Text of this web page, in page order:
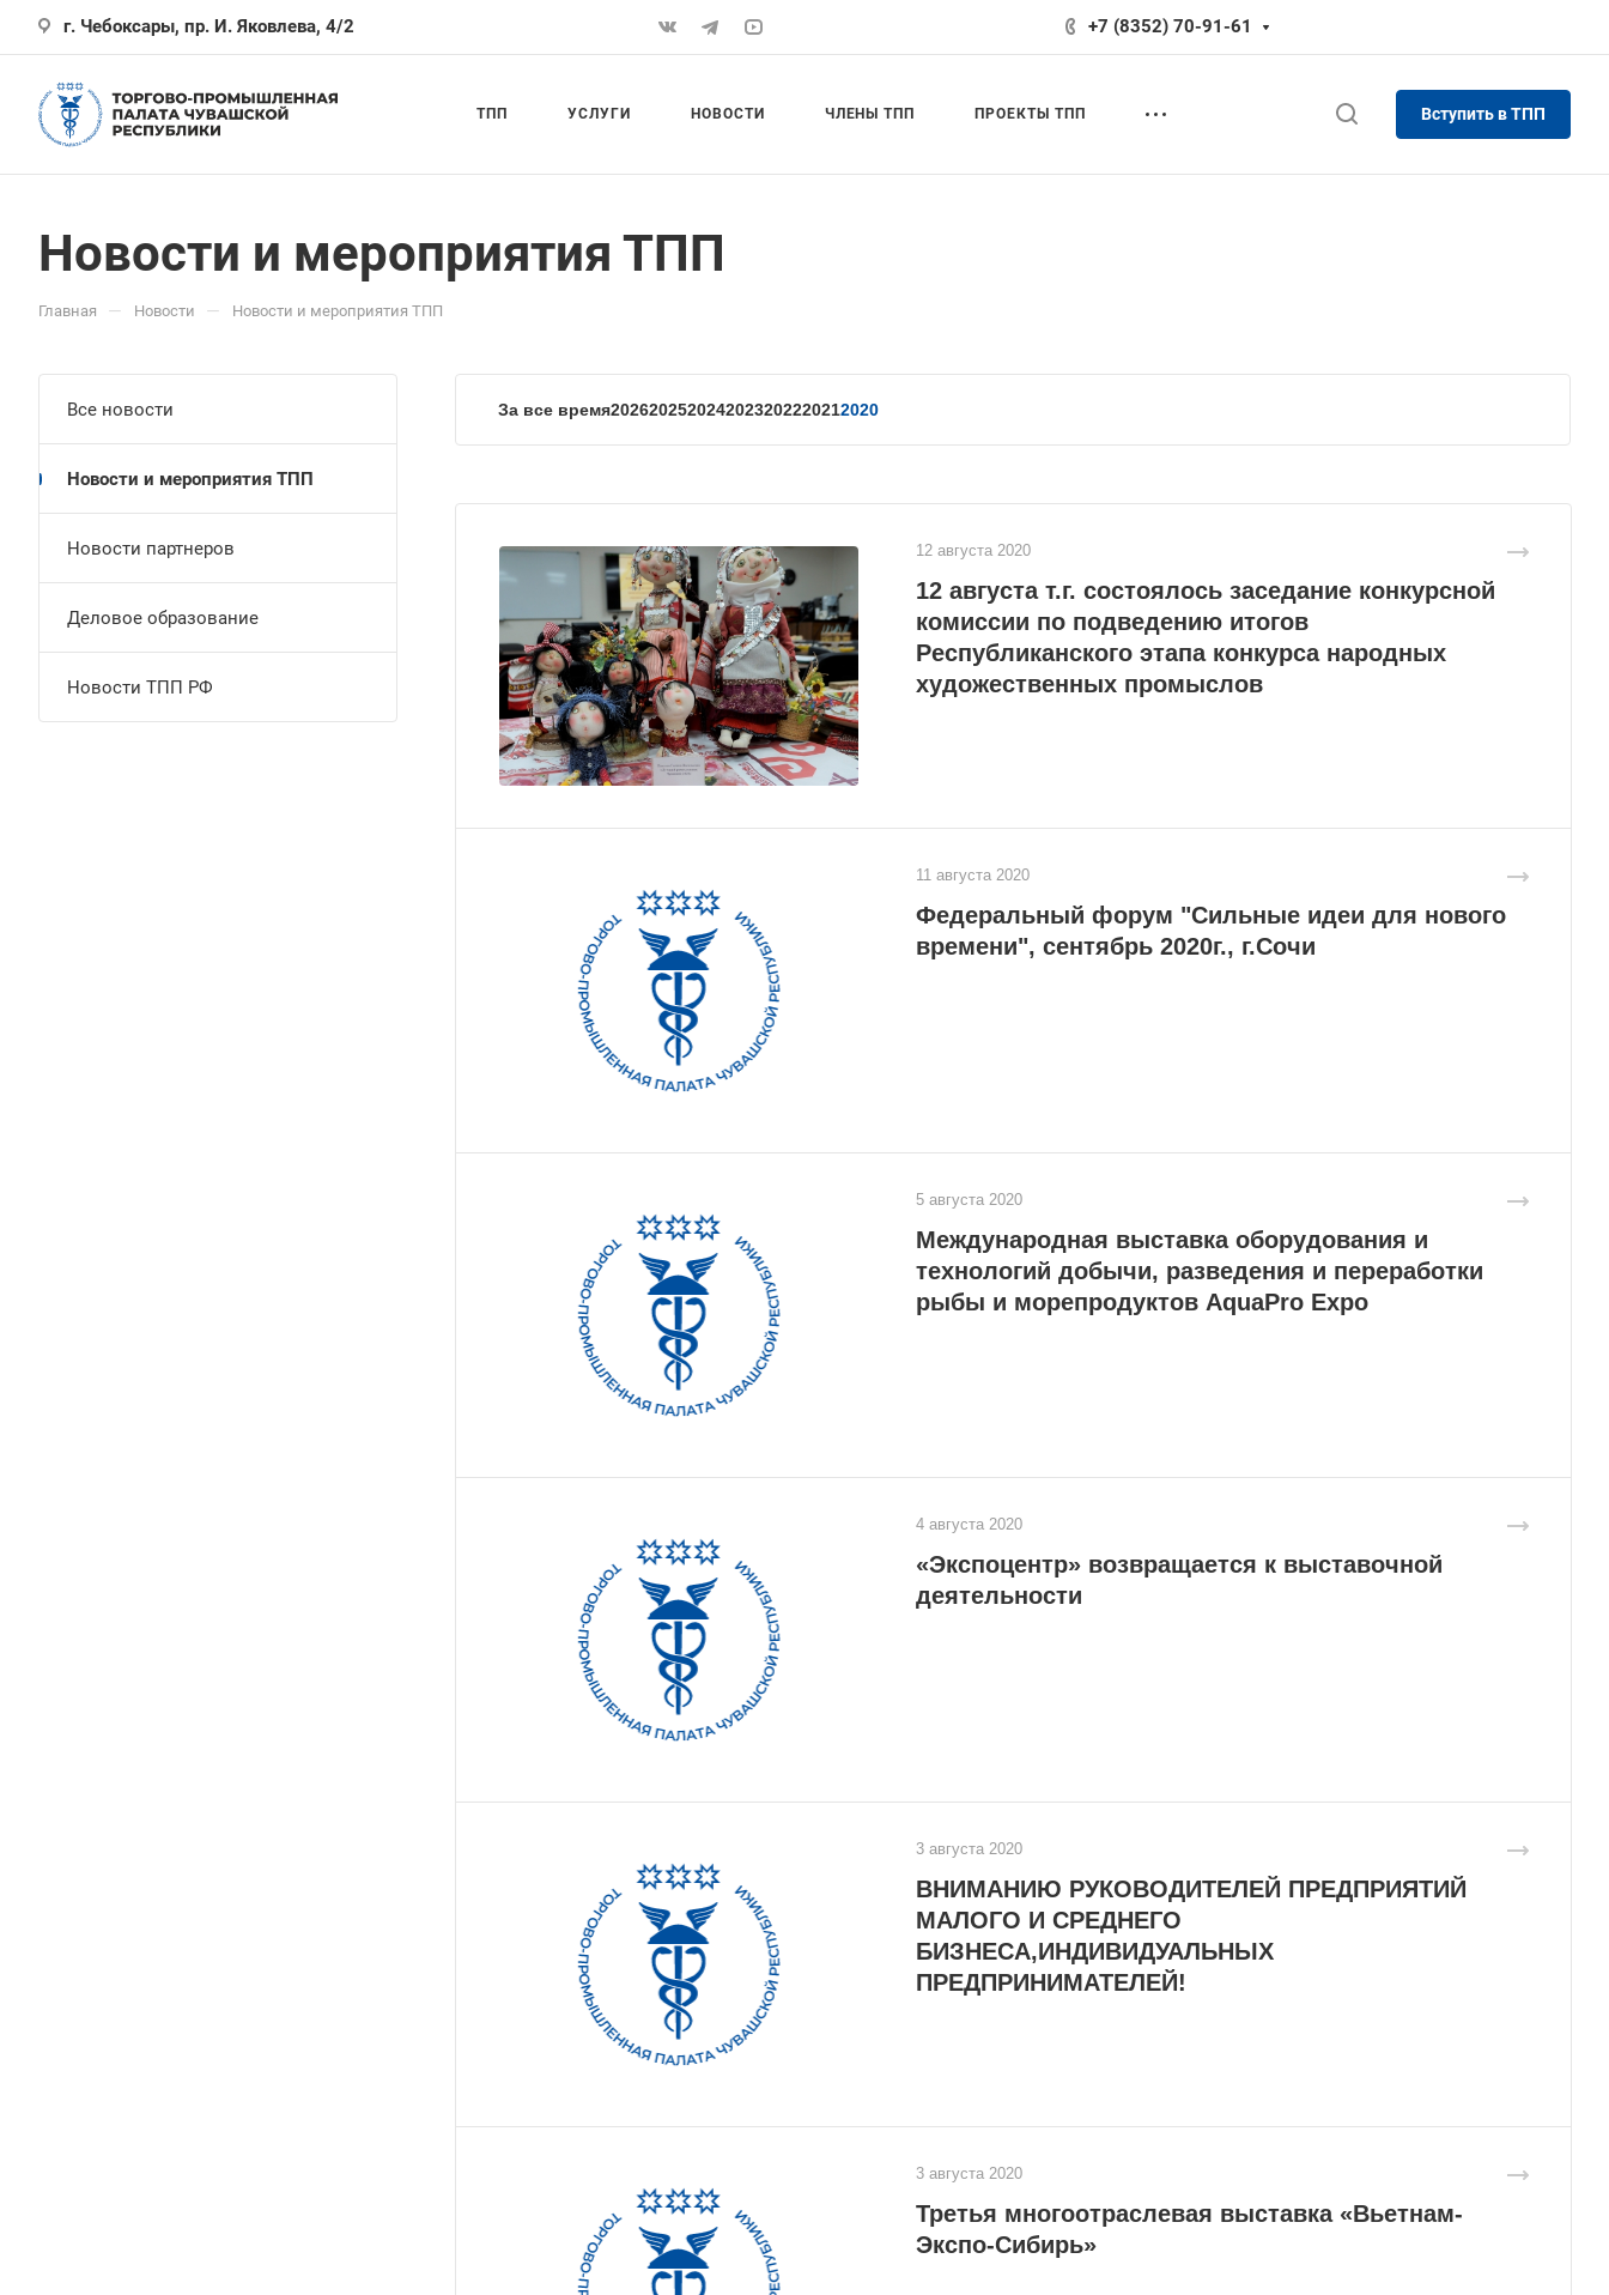
г. Чебоксары, пр. И. Яковлева, 4/2 +7 (8352) 70-91-61
ТПП УСЛУГИ НОВОСТИ ЧЛЕНЫ ТПП ПРОЕКТЫ ТПП Вступить в ТПП
Новости и мероприятия ТПП
Главная — Новости — Новости и мероприятия ТПП
За все время2026202520242023202220212020
12 августа 2020
12 августа т.г. состоялось заседание конкурсной
комиссии по подведению итогов
Республиканского этапа конкурса народных
художественных промыслов
11 августа 2020
Федеральный форум "Сильные идеи для нового
времени", сентябрь 2020г., г.Сочи
5 августа 2020
Международная выставка оборудования и
технологий добычи, разведения и переработки
рыбы и морепродуктов AquaPro Expo
4 августа 2020
«Экспоцентр» возвращается к выставочной
деятельности
3 августа 2020
ВНИМАНИЮ РУКОВОДИТЕЛЕЙ ПРЕДПРИЯТИЙ
МАЛОГО И СРЕДНЕГО
БИЗНЕСА,ИНДИВИДУАЛЬНЫХ
ПРЕДПРИНИМАТЕЛЕЙ!
3 августа 2020
Третья многоотраслевая выставка «Вьетнам-
Экспо-Сибирь»
Все новости
Новости и мероприятия ТПП
Новости партнеров
Деловое образование
Новости ТПП РФ